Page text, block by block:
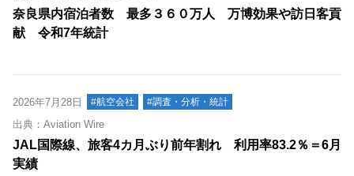
奈良県内宿泊者数 最多３６０万人 万博効果や訪日客貢
献 令和7年統計
2026年7月28日 #航空会社 #調査・分析・統計
出典：Aviation Wire
JAL国際線、旅客4カ月ぶり前年割れ 利用率83.2％＝6月
実績